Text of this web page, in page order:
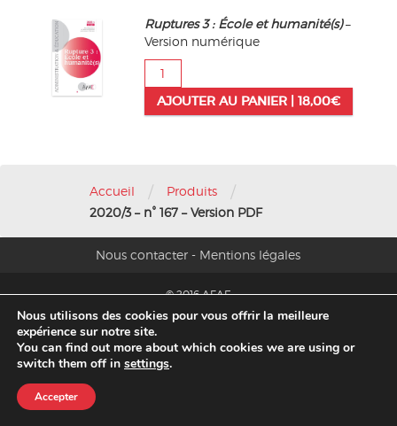
Ruptures 3 : École et humanité(s)–
Version numérique
quantité
de
2020/3
-
Version
PDF
AJOUTER AU PANIER | 18,00€
Accueil / Produits /
2020/3 – n° 167 – Version PDF
Nous contacter - Mentions légales
© 2016 AFAE
Nous utilisons des cookies pour vous offrir la meilleure
expérience sur notre site.
You can find out more about which cookies we are using or
switch them off in settings.
Accepter